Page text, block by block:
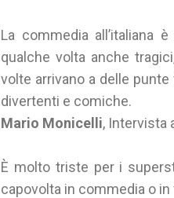
La commedia all’italiana
qualche volta anche
volte arrivano a delle
divertenti e comiche.
Mario Monicelli, Intervista
È molto triste per i
capovolta in commedia o in